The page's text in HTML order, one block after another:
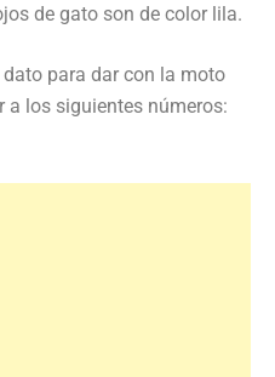
de gato son de color lila.
para dar con la moto
a los siguientes números: